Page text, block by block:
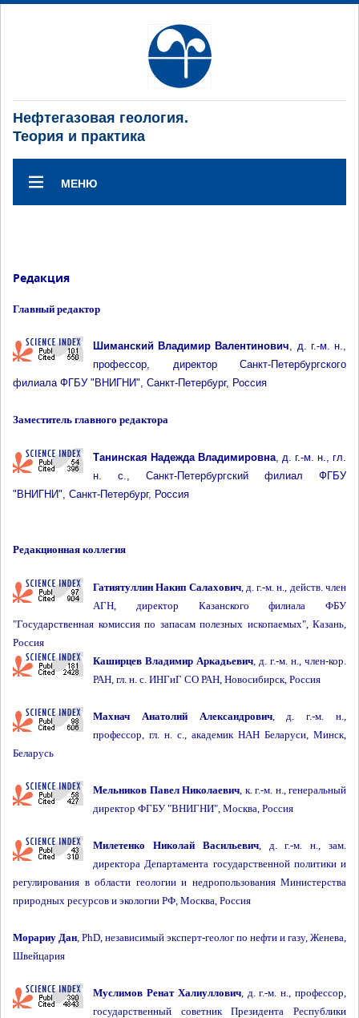
Нефтегазовая геология.
Теория и практика
МЕНЮ
Редакция
Главный редактор
Шиманский Владимир Валентинович, д. г.-м. н.,
профессор, директор Санкт-Петербургского
филиала ФГБУ "ВНИГНИ", Санкт-Петербург, Россия
Заместитель главного редактора
Танинская Надежда Владимировна, д. г.-м. н., гл.
н. с., Санкт-Петербургский филиал ФГБУ
"ВНИГНИ", Санкт-Петербург, Россия
Редакционная коллегия
Гатиятуллин Накип Салахович, д. г.-м. н., действ. член
АГН, директор Казанского филиала ФБУ
"Государственная комиссия по запасам полезных ископаемых", Казань,
Россия
Каширцев Владимир Аркадьевич, д. г.-м. н., член-кор.
РАН, гл. н. с. ИНГиГ СО РАН, Новосибирск, Россия
Махнач Анатолий Александрович, д. г.-м. н.,
профессор, гл. н. с., академик НАН Беларуси, Минск,
Беларусь
Мельников Павел Николаевич, к. г.-м. н., генеральный
директор ФГБУ "ВНИГНИ", Москва, Россия
Милетенко Николай Васильевич, д. г.-м. н., зам.
директора Департамента государственной политики и
регулирования в области геологии и недропользования Министерства
природных ресурсов и экологии РФ, Москва, Россия
Морариу Дан, PhD, независимый эксперт-геолог по нефти и газу, Женева,
Швейцария
Муслимов Ренат Халиуллович, д. г.-м. н., профессор,
государственный советник Президента Республики